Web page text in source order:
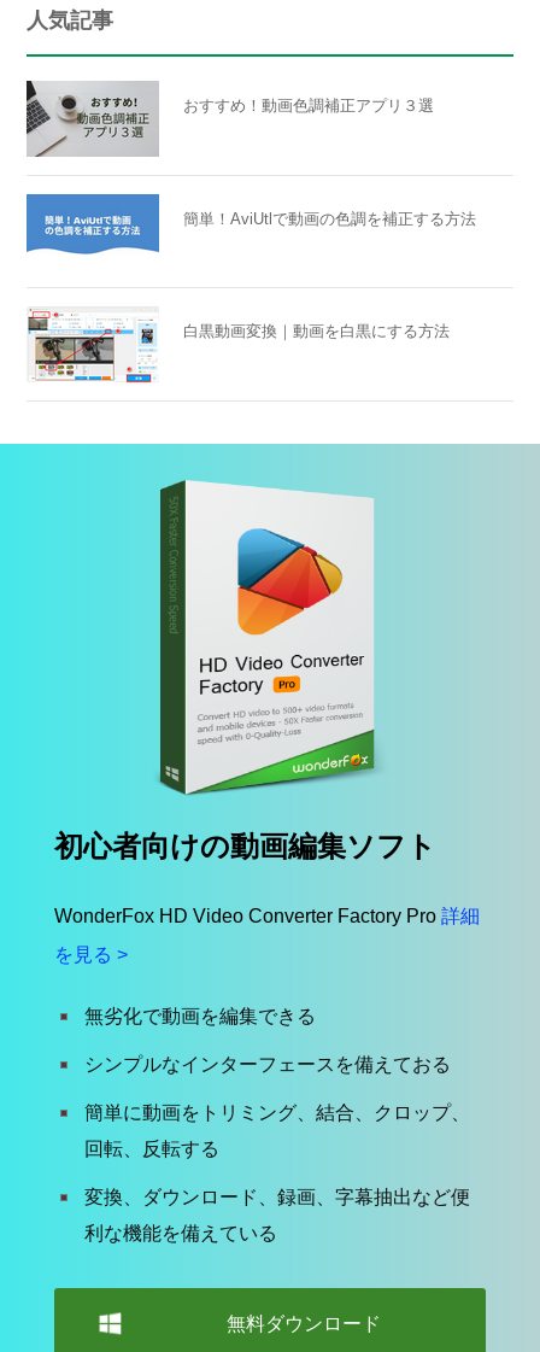
人気記事
おすすめ！動画色調補正アプリ３選
簡単！AviUtlで動画の色調を補正する方法
白黒動画変換｜動画を白黒にする方法
初心者向けの動画編集ソフト
WonderFox HD Video Converter Factory Pro 詳細
を見る >
無劣化で動画を編集できる
シンプルなインターフェースを備えておる
簡単に動画をトリミング、結合、クロップ、
回転、反転する
変換、ダウンロード、録画、字幕抽出など便
利な機能を備えている
無料ダウンロード